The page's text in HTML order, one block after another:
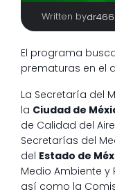
Written by
El programa
prematuras en el
La Secretaría del
la Ciudad de
de Calidad del
Secretarías del
del Estado de
Medio Ambiente y
así como la